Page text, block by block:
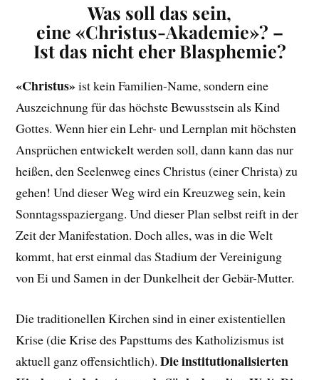
Was soll das sein,
eine «Christus-Akademie»? –
Ist das nicht eher Blasphemie?
«Christus»ist kein Familien-Name, sondern eine
Auszeichnung für das höchste Bewusstsein als Kind
Gottes. Wenn hier ein Lehr- und Lernplan mit höchsten
Ansprüchen entwickelt werden soll, dann kann das nur
heißen, den Seelenweg eines Christus (einer Christa) zu
gehen! Und dieser Weg wird ein Kreuzweg sein, kein
Sonntagsspaziergang. Und dieser Plan selbst reift in der
Zeit der Manifestation. Doch alles, was in die Welt
kommt, hat erst einmal das Stadium der Vereinigung
von Ei und Samen in der Dunkelheit der Gebär-Mutter.
Die traditionellen Kirchen sind in einer existentiellen
Krise (die Krise des Papsttums des Katholizismus ist
aktuell ganz offensichtlich).Die institutionalisierten